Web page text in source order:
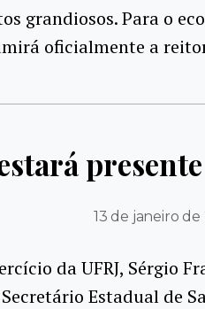
grandiosos. Para o
oficialmente a
13 de janeiro
da UFRJ, Sérgio
Estadual de